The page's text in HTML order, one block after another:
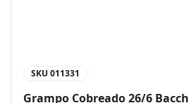
SKU 011331
Grampo Cobreado 26/6